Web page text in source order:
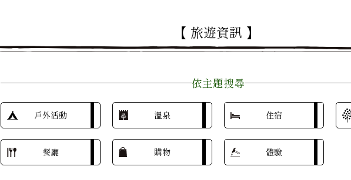
【 旅遊資訊 】
依主題搜尋
戶外活動 溫泉 住宿
餐廳 購物 體驗